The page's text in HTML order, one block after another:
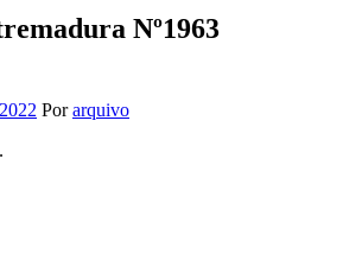
Nº1963
Porarquivo